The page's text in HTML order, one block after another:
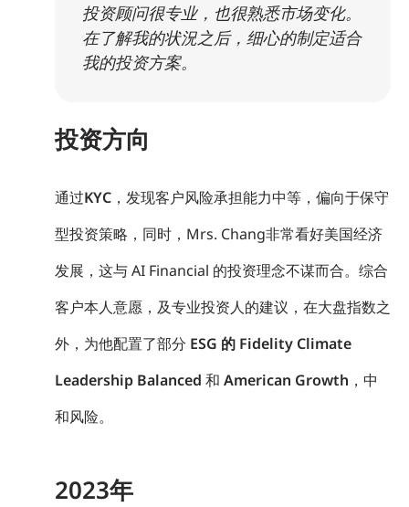
投资顾问很专业，也很熟悉市场变化。
在了解我的状況之后，细心的制定适合
我的投资方案。
投资方向
通过KYC ，发现客户风险承担能力中等，偏向于保守
型投资策略，同时，Mrs. Chang非常看好美国经济
发展，这与 AI Financial 的投资理念不谋而合。综合
客户本人意愿，及专业投资人的建议，在大盘指数之
外，为他配置了部分 ESG 的 Fidelity Climate
Leadership Balanced 和 American Growth ，中
和风险。
2023年